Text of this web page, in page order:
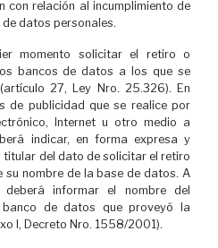
con relación al incumplimiento de
datos personales.
momento solicitar el retiro o
bancos de datos a los que se
27, Ley Nro. 25.326). En
de publicidad que se realice por
Internet u otro medio a
indicar, en forma expresa y
del dato de solicitar el retiro
nombre de la base de datos. A
informar el nombre del
de datos que proveyó la
I, Decreto Nro. 1558/2001).